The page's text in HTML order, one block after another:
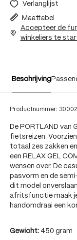
Verlanglijst
Maattabel
Accepteer de
winkeliers te
Beschrijving
Productnummer:
De PORTLAND van
fietsreizen.
totaal zes zakken
een RELAX GEL
wensen over. De
pasvorm en de
dit model
afritsfunctie maak
handomdraai een
Gewicht: 450 gram